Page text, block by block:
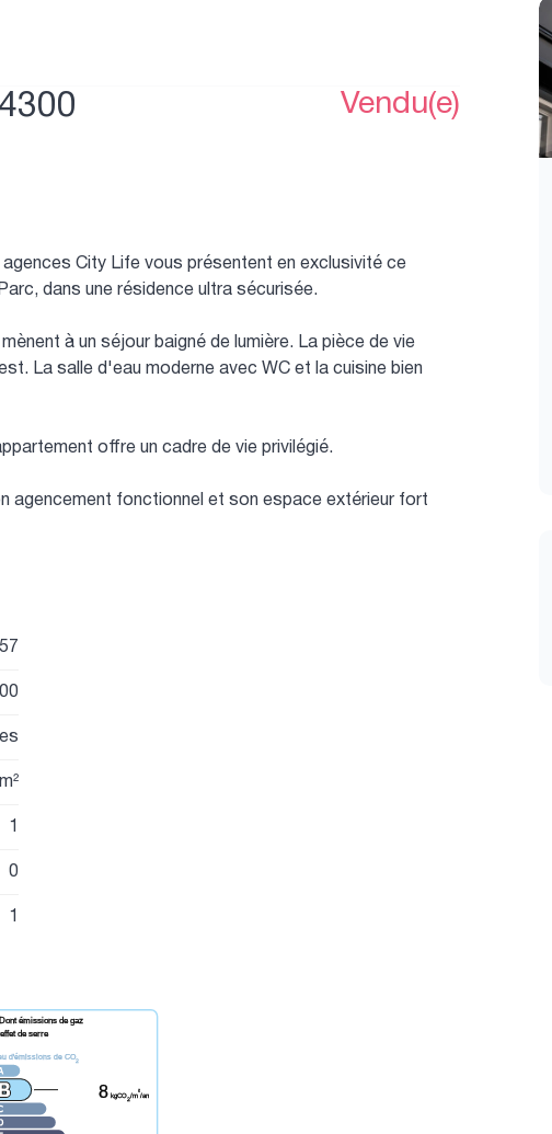
Vendu(e)
City Life vous présentent en exclusivité ce
dans une résidence ultra sécurisée.
à un séjour baigné de lumière. La pièce de vie
La salle d'eau moderne avec WC et la cuisine bien
offre un cadre de vie privilégié.
agencement fonctionnel et son espace extérieur fort
1
0
1
émissions de gaz
de serre
d'émissions de CO2
8kgCO2/m²/an